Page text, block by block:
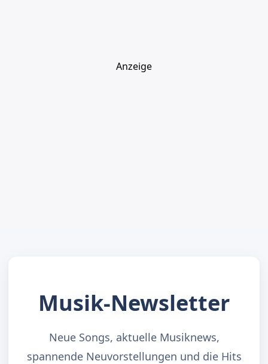
Anzeige
Musik-Newsletter
Neue Songs, aktuelle Musiknews,
spannende Neuvorstellungen und die Hits